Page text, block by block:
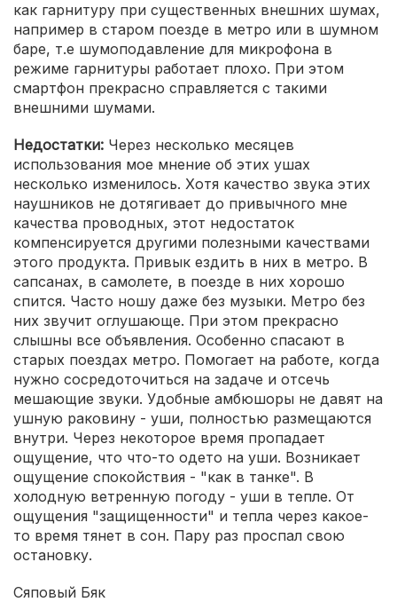
как гарнитуру при существенных внешних шумах,
например в старом поезде в метро или в шумном
баре, т.е шумоподавление для микрофона в
режиме гарнитуры работает плохо. При этом
смартфон прекрасно справляется с такими
внешними шумами.
Недостатки: Через несколько месяцев
использования мое мнение об этих ушах
несколько изменилось. Хотя качество звука этих
наушников не дотягивает до привычного мне
качества проводных, этот недостаток
компенсируется другими полезными качествами
этого продукта. Привык ездить в них в метро. В
сапсанах, в самолете, в поезде в них хорошо
спится. Часто ношу даже без музыки. Метро без
них звучит оглушающе. При этом прекрасно
слышны все объявления. Особенно спасают в
старых поездах метро. Помогает на работе, когда
нужно сосредоточиться на задаче и отсечь
мешающие звуки. Удобные амбюшоры не давят на
ушную раковину - уши, полностью размещаются
внутри. Через некоторое время пропадает
ощущение, что что-то одето на уши. Возникает
ощущение спокойствия - "как в танке". В
холодную ветренную погоду - уши в тепле. От
ощущения "защищенности" и тепла через какое-
то время тянет в сон. Пару раз проспал свою
остановку.
Сяповый Бяк